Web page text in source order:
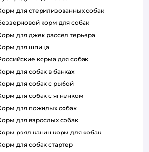
корм для стерилизованных собак
беззерновой корм для собак
корм для джек рассел терьера
корм для шпица
российские корма для собак
корм для собак в банках
корм для собак с рыбой
корм для собак с ягненком
корм для пожилых собак
корм для взрослых собак
корм роял канин корм для собак
корм для собак стартер